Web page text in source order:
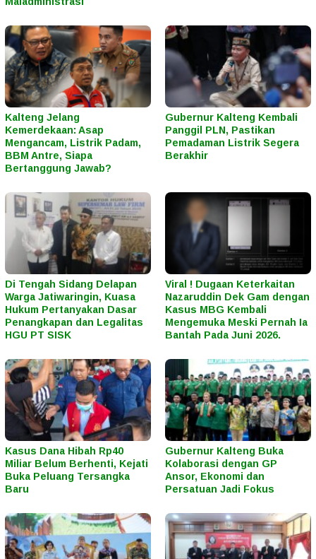
Kalteng Jelang
Kemerdekaan: Asap
Mengancam, Listrik Padam,
BBM Antre, Siapa
Bertanggung Jawab?
Gubernur Kalteng Kembali
Panggil PLN, Pastikan
Pemadaman Listrik Segera
Berakhir
Di Tengah Sidang Delapan
Warga Jatiwaringin, Kuasa
Hukum Pertanyakan Dasar
Penangkapan dan Legalitas
HGU PT SISK
Viral ! Dugaan Keterkaitan
Nazaruddin Dek Gam dengan
Kasus MBG Kembali
Mengemuka Meski Pernah Ia
Bantah Pada Juni 2026.
Kasus Dana Hibah Rp40
Miliar Belum Berhenti, Kejati
Buka Peluang Tersangka
Baru
Gubernur Kalteng Buka
Kolaborasi dengan GP
Ansor, Ekonomi dan
Persatuan Jadi Fokus